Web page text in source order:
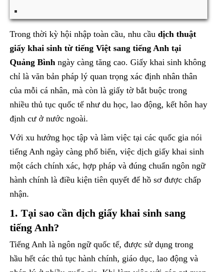
Trong thời kỳ hội nhập toàn cầu, nhu cầu dịch thuật
giấy khai sinh từ tiếng Việt sang tiếng Anh tại
Quảng Bình ngày càng tăng cao. Giấy khai sinh không
chỉ là văn bản pháp lý quan trọng xác định nhân thân
của mỗi cá nhân, mà còn là giấy tờ bắt buộc trong
nhiều thủ tục quốc tế như du học, lao động, kết hôn hay
định cư ở nước ngoài.
Với xu hướng học tập và làm việc tại các quốc gia nói
tiếng Anh ngày càng phổ biến, việc dịch giấy khai sinh
một cách chính xác, hợp pháp và đúng chuẩn ngôn ngữ
hành chính là điều kiện tiên quyết để hồ sơ được chấp
nhận.
1. Tại sao cần dịch giấy khai sinh sang
tiếng Anh?
Tiếng Anh là ngôn ngữ quốc tế, được sử dụng trong
hầu hết các thủ tục hành chính, giáo dục, lao động và